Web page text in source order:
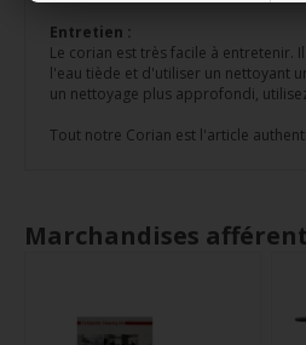
Entretien :
Le corian est très facile à entretenir.
l'eau tiède et d'utiliser un nettoyant
un nettoyage plus approfondi,
Tout notre Corian est l'article
Marchandises